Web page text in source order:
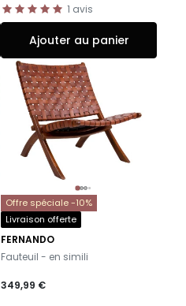
1 avis
Ajouter au panier
Offre spéciale -10%
Livraison offerte
FERNANDO
-
Fauteuil - en simili
349,99 €